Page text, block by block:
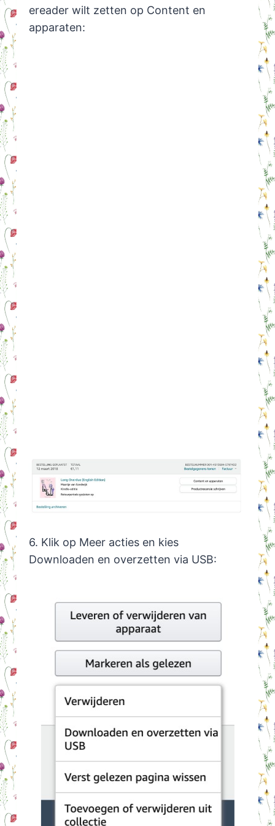
ereader wilt zetten op Content en
apparaten:
6. Klik op Meer acties en kies
Downloaden en overzetten via USB: